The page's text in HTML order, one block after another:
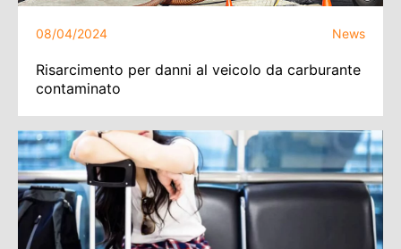
08/04/2024 News
Risarcimento per danni al veicolo da carburante
contaminato